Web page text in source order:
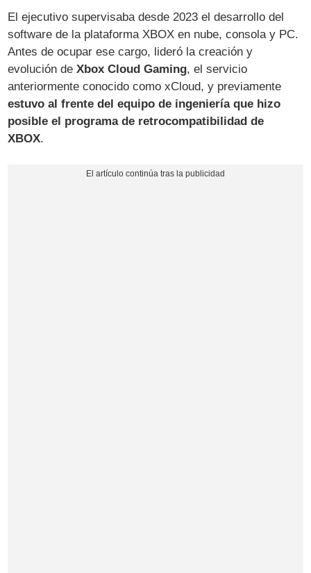
El ejecutivo supervisaba desde 2023 el desarrollo del
software de la plataforma XBOX en nube, consola y PC.
Antes de ocupar ese cargo, lideró la creación y
evolución deXbox Cloud Gaming, el servicio
anteriormente conocido como xCloud, y previamente
estuvo al frente del equipo de ingeniería que hizo
posible el programa de retrocompatibilidad de
XBOX.